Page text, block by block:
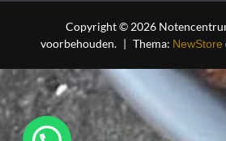
Copyright © 2026
voorbehouden. | Thema: NewStore